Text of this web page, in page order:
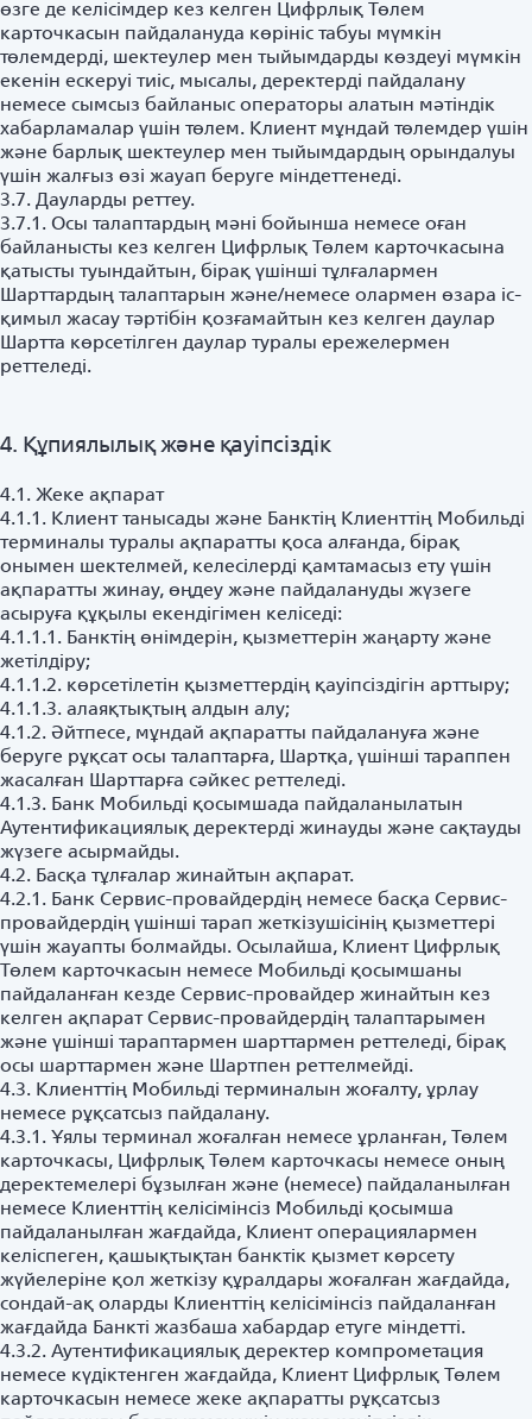
өзге де келісімдер кез келген Цифрлық Төлем
карточкасын пайдалануда көрініс табуы мүмкін
төлемдерді, шектеулер мен тыйымдарды көздеуі мүмкін
екенін ескеруі тиіс, мысалы, деректерді пайдалану
немесе сымсыз байланыс операторы алатын мәтіндік
хабарламалар үшін төлем. Клиент мұндай төлемдер үшін
және барлық шектеулер мен тыйымдардың орындалуы
үшін жалғыз өзі жауап беруге міндеттенеді.
3.7. Дауларды реттеу.
3.7.1. Осы талаптардың мәні бойынша немесе оған
байланысты кез келген Цифрлық Төлем карточкасына
қатысты туындайтын, бірақ үшінші тұлғалармен
Шарттардың талаптарын және/немесе олармен өзара іс-
қимыл жасау тәртібін қозғамайтын кез келген даулар
Шартта көрсетілген даулар туралы ережелермен
реттеледі.
4. Құпиялылық және қауіпсіздік
4.1. Жеке ақпарат
4.1.1. Клиент танысады және Банктің Клиенттің Мобильді
терминалы туралы ақпаратты қоса алғанда, бірақ
онымен шектелмей, келесілерді қамтамасыз ету үшін
ақпаратты жинау, өңдеу және пайдалануды жүзеге
асыруға құқылы екендігімен келіседі:
4.1.1.1. Банктің өнімдерін, қызметтерін жаңарту және
жетілдіру;
4.1.1.2. көрсетілетін қызметтердің қауіпсіздігін арттыру;
4.1.1.3. алаяқтықтың алдын алу;
4.1.2. Әйтпесе, мұндай ақпаратты пайдалануға және
беруге рұқсат осы талаптарға, Шартқа, үшінші тараппен
жасалған Шарттарға сәйкес реттеледі.
4.1.3. Банк Мобильді қосымшада пайдаланылатын
Аутентификациялық деректерді жинауды және сақтауды
жүзеге асырмайды.
4.2. Басқа тұлғалар жинайтын ақпарат.
4.2.1. Банк Сервис-провайдердің немесе басқа Сервис-
провайдердің үшінші тарап жеткізушісінің қызметтері
үшін жауапты болмайды. Осылайша, Клиент Цифрлық
Төлем карточкасын немесе Мобильді қосымшаны
пайдаланған кезде Сервис-провайдер жинайтын кез
келген ақпарат Сервис-провайдердің талаптарымен
және үшінші тараптармен шарттармен реттеледі, бірақ
осы шарттармен және Шартпен реттелмейді.
4.3. Клиенттің Мобильді терминалын жоғалту, ұрлау
немесе рұқсатсыз пайдалану.
4.3.1. Ұялы терминал жоғалған немесе ұрланған, Төлем
карточкасы, Цифрлық Төлем карточкасы немесе оның
деректемелері бұзылған және (немесе) пайдаланылған
немесе Клиенттің келісімінсіз Мобильді қосымша
пайдаланылған жағдайда, Клиент операциялармен
келіспеген, қашықтықтан банктік қызмет көрсету
жүйелеріне қол жеткізу құралдары жоғалған жағдайда,
сондай-ақ оларды Клиенттің келісімінсіз пайдаланған
жағдайда Банкті жазбаша хабардар етуге міндетті.
4.3.2. Аутентификациялық деректер компрометация
немесе күдіктенген жағдайда, Клиент Цифрлық Төлем
карточкасын немесе жеке ақпаратты рұқсатсыз